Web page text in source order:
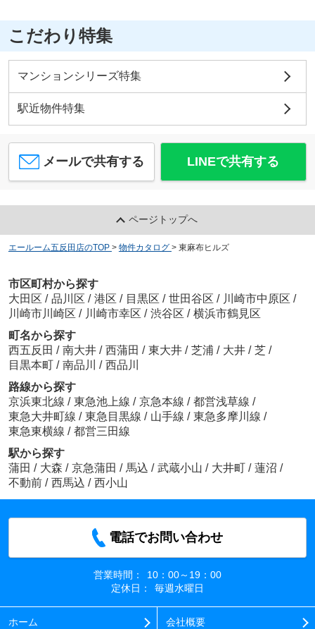
こだわり特集
マンションシリーズ特集
駅近物件特集
メールで共有する LINEで共有する
ページトップへ
エールーム五反田店のTOP > 物件カタログ > 東麻布ヒルズ
市区町村から探す
大田区 / 品川区 / 港区 / 目黒区 / 世田谷区 / 川崎市中原区 /
川崎市川崎区 / 川崎市幸区 / 渋谷区 / 横浜市鶴見区
町名から探す
西五反田 / 南大井 / 西蒲田 / 東大井 / 芝浦 / 大井 / 芝 /
目黒本町 / 南品川 / 西品川
路線から探す
京浜東北線 / 東急池上線 / 京急本線 / 都営浅草線 /
東急大井町線 / 東急目黒線 / 山手線 / 東急多摩川線 /
東急東横線 / 都営三田線
駅から探す
蒲田 / 大森 / 京急蒲田 / 馬込 / 武蔵小山 / 大井町 / 蓮沼 /
不動前 / 西馬込 / 西小山
電話でお問い合わせ
営業時間：
10：00～19：00
定休日：
毎週水曜日
ホーム 会社概要